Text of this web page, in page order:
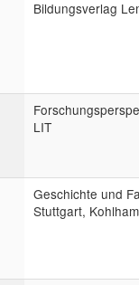
Bildungsverlag
LIT
Geschichte und
Stuttgart,